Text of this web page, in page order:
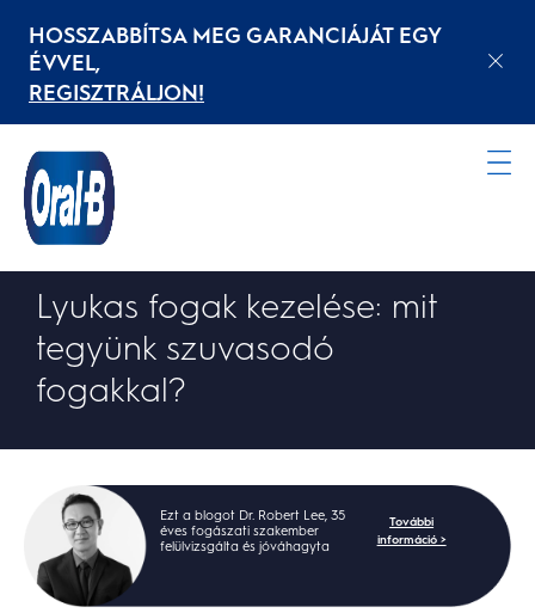
HOSSZABBÍTSA MEG GARANCIÁJÁT EGY
ÉVVEL,
REGISZTRÁLJON!
Lyukas fogak kezelése: mit
tegyünk szuvasodó
fogakkal?
Ezt a blogot Dr. Robert Lee, 35
éves fogászati szakember
felülvizsgálta és jóváhagyta
További
információ >